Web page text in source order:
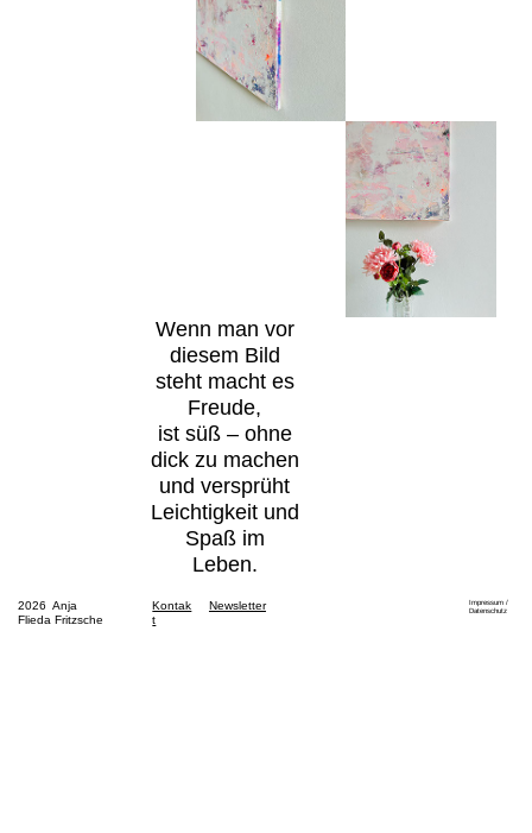
Wenn man vor
diesem Bild
steht macht es
Freude,
ist süß – ohne
dick zu machen
und versprüht
Leichtigkeit und
Spaß im
Leben.
2026 Anja
Flieda Fritzsche
Kontak
t
Newsletter
Impressum /
Datenschutz